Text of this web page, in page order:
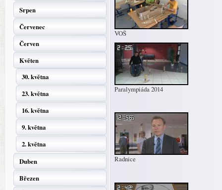
Srpen
Červenec
Červen
Květen
30. května
23. května
16. května
9. května
2. května
Duben
Březen
VOŠ
Paralympiáda 2014
Radnice